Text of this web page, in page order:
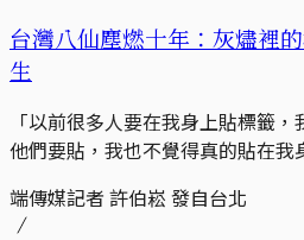
台灣八仙塵燃十年：灰燼裡
生
「以前很多人要在我身上貼標籤
他們要貼，我也不覺得真的貼在我
端傳媒記者 許伯崧 發自台北